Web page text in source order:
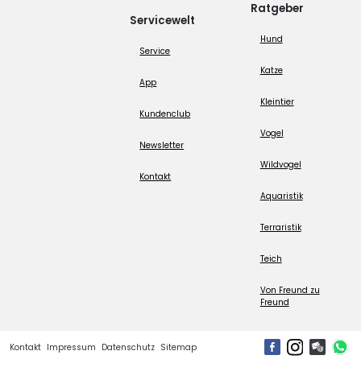
Servicewelt
Service
App
Kundenclub
Newsletter
Kontakt
Ratgeber
Hund
Katze
Kleintier
Vogel
Wildvogel
Aquaristik
Terraristik
Teich
Von Freund zu
Freund
Kontakt Impressum Datenschutz Sitemap